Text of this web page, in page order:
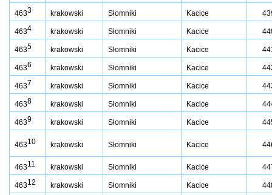
4633 krakowski Słomniki Kacice
4634 krakowski Słomniki Kacice
4635 krakowski Słomniki Kacice
4636 krakowski Słomniki Kacice
4637 krakowski Słomniki Kacice
4638 krakowski Słomniki Kacice
4639 krakowski Słomniki Kacice
46310 krakowski Słomniki Kacice
46311 krakowski Słomniki Kacice
46312 krakowski Słomniki Kacice